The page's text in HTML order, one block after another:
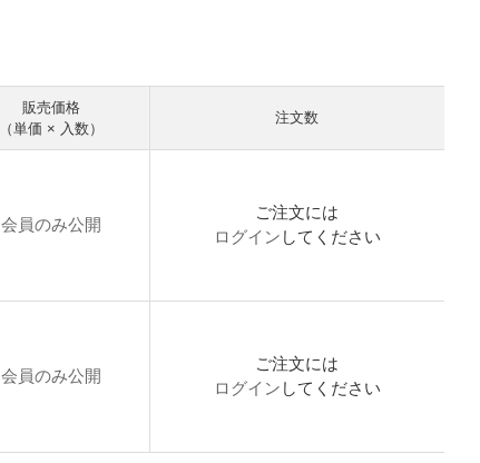
販売価格
（単価 × 入数）
注文数
会員のみ公開
ご注文には
ログイン してください
会員のみ公開
ご注文には
ログイン してください